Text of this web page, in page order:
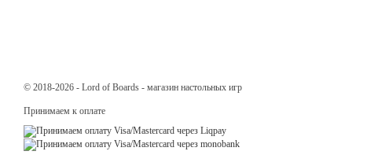
© 2018-2026 - Lord of Boards - магазин настольных игр
Принимаем к оплате